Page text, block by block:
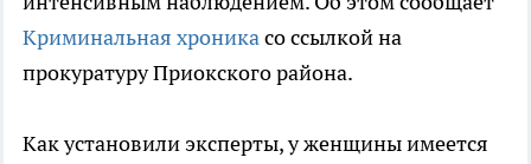
Криминальная хроникасо ссылкой на
прокуратуру Приокского района.
Как установили эксперты, у женщины имеется